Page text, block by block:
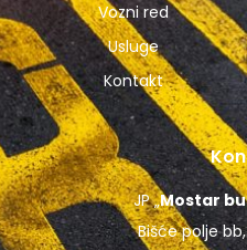
Vozni red
Usluge
Kontakt
JP „Mostar
Bišće polje